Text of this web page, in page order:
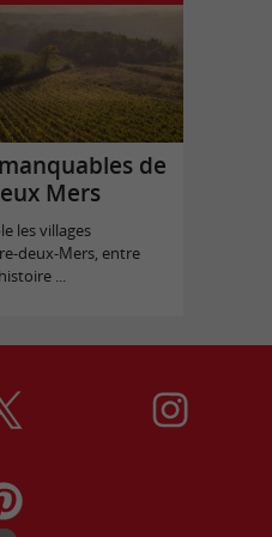
de
Mers
les villages
deux-Mers, entre
...